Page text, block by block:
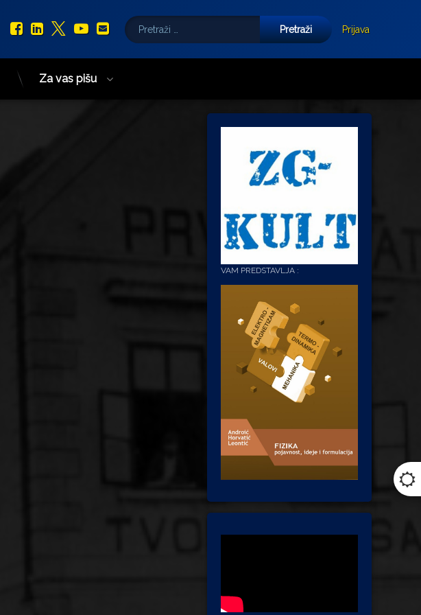
Facebook
LinkedIn
X.com
YouTube
E-mail
Pretraži:
Prijava
Za vas pišu
VAM PREDSTAVLJA :